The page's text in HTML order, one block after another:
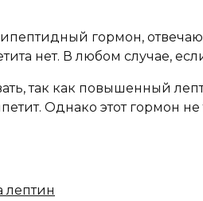
гормон,
нет. В любом случае,
так как повышенный
Однако этот гормон
лептин